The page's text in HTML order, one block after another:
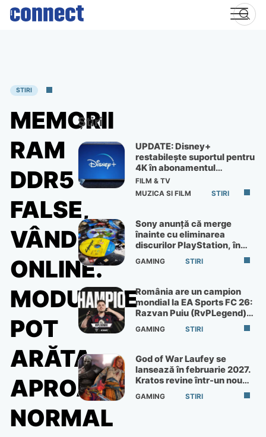
Skip
STIRI
MEMORII
RAM
DDR5
FALSE,
VÂNDUTE
ONLINE.
MODULELE
POT
ARĂTA
APROAPE
NORMAL
Știri
UPDATE: Disney+
restabilește suportul pentru
4K în abonamentul
Premium
FILM & TV
MUZICA SI FILM
STIRI
Sony anunță că merge
înainte cu eliminarea
discurilor PlayStation, în
ciuda protestelor
GAMING STIRI
România are un campion
mondial la EA Sports FC 26:
Razvan Puiu (RvPLegend)
câștigă turneul de la Paris
GAMING STIRI
God of War Laufey se
lansează în februarie 2027.
Kratos revine într-un nou
God of War
GAMING STIRI